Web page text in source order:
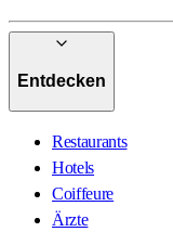
Entdecken
Restaurants
Hotels
Coiffeure
Ärzte